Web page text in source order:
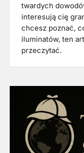
twardych
interesują cię
chcesz poznać,
iluminatów, ten
przeczytać.